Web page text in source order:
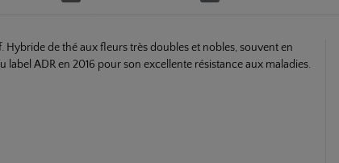
de thé aux fleurs très doubles et nobles, souvent en
ADR en 2016 pour son excellente résistance aux maladies.